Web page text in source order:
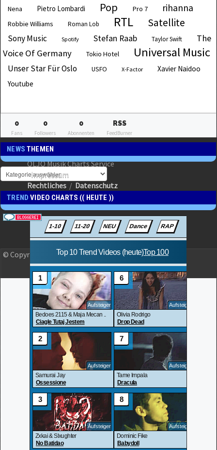
Nena Pietro Lombardi Pop Pro 7 rihanna
Robbie Williams Roman Lob RTL Satellite
Sony Music Spotify Stefan Raab Taylor Swift
The
Voice Of Germany
Tokio Hotel Universal Music
Unser Star Für Oslo USFO X-Factor
Xavier Naidoo
Youtube
0
Fans
0
Followers
0
Abonnenten
RSS
FeedBurner
NEWSTHEMEN
TRENDVIDEO CHARTS (( HEUTE ))
OLJO Musik Charts Service
Impressum
Rechtliches / Datenschutz
© Copyright 2023 OLJO